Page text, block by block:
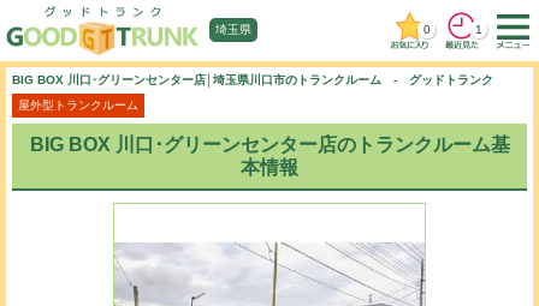
埼玉県 0 1
BIG BOX 川口･グリーンセンター店│埼玉県川口市のトランクルーム - グッドトランク
屋外型トランクルーム
BIG BOX 川口･グリーンセンター店のトランクルーム基
本情報